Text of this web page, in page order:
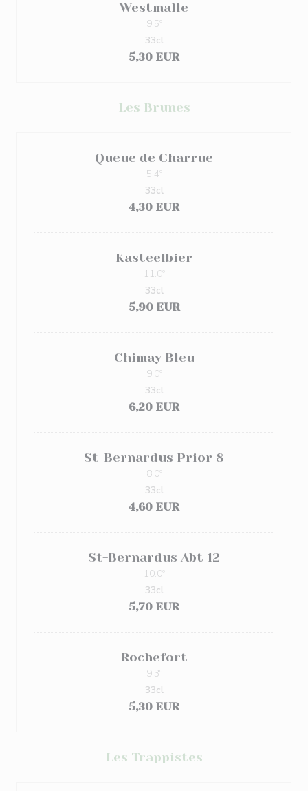
Westmalle
9.5º
5,30 EUR
33cl
Les Brunes
Queue de Charrue
5.4º
4,30 EUR
33cl
Kasteelbier
11.0º
5,90 EUR
33cl
Chimay Bleu
9.0º
6,20 EUR
33cl
St-Bernardus Prior 8
8.0º
4,60 EUR
33cl
St-Bernardus Abt 12
10.0º
5,70 EUR
33cl
Rochefort
9.3º
5,30 EUR
33cl
Les Trappistes